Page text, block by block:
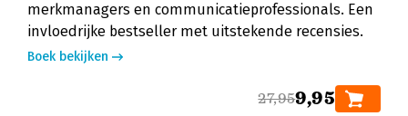
merkmanagers en communicatieprofessionals. Een
invloedrijke bestseller met uitstekende recensies.
Boek bekijken
27,959,95